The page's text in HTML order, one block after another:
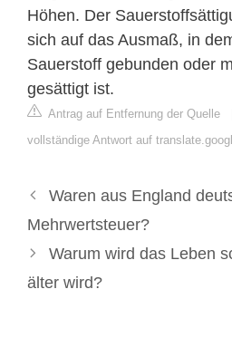
Höhen. Der
sich auf das Ausmaß, in
Sauerstoff gebunden oder
gesättigt ist.
Antrag auf Entfernung der Quelle
vollständige Antwort auf
Waren aus England
Mehrwertsteuer?
Warum wird das Leben
älter wird?